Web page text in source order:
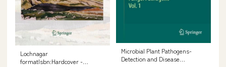
Lochnagar
formatIsbn:Hardcover -
Microbial Plant Pathogens-
Detection and Disease